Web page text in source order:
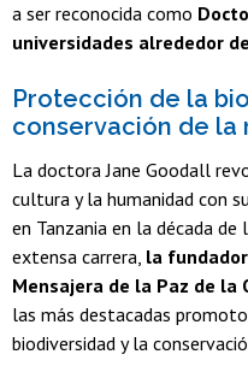
a ser reconocida como
universidades alrededor
Protección de la
conservación de la
La doctora Jane Goodall
cultura y la humanidad con
en Tanzania en la década
extensa carrera, la
Mensajera de la Paz de la
las más destacadas
biodiversidad y la